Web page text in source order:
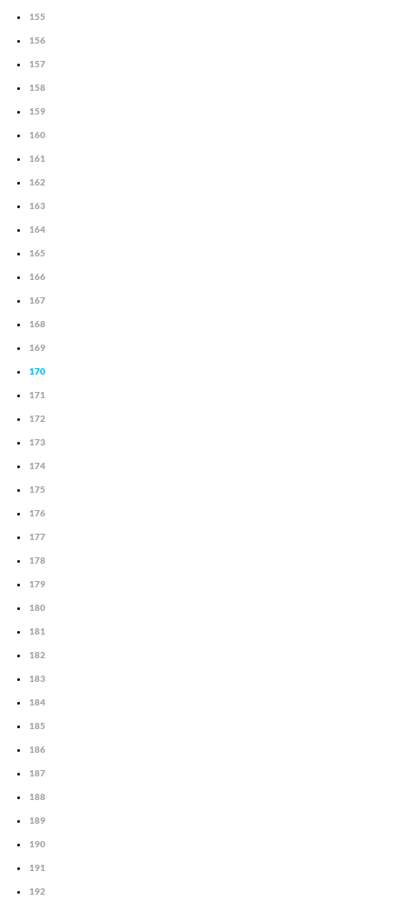
155
156
157
158
159
160
161
162
163
164
165
166
167
168
169
170
171
172
173
174
175
176
177
178
179
180
181
182
183
184
185
186
187
188
189
190
191
192